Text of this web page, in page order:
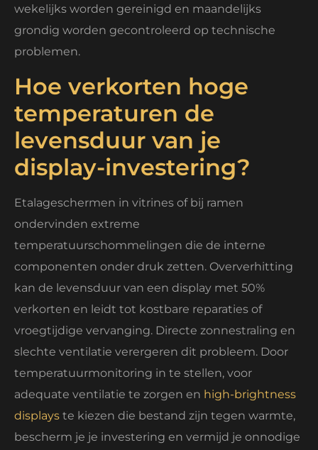
wekelijks worden gereinigd en maandelijks
grondig worden gecontroleerd op technische
problemen.
Hoe verkorten hoge
temperaturen de
levensduur van je
display-investering?
Etalageschermen in vitrines of bij ramen
ondervinden extreme
temperatuurschommelingen die de interne
componenten onder druk zetten. Oververhitting
kan de levensduur van een display met 50%
verkorten en leidt tot kostbare reparaties of
vroegtijdige vervanging. Directe zonnestraling en
slechte ventilatie verergeren dit probleem. Door
temperatuurmonitoring in te stellen, voor
adequate ventilatie te zorgen en high-brightness
displays te kiezen die bestand zijn tegen warmte,
bescherm je je investering en vermijd je onnodige